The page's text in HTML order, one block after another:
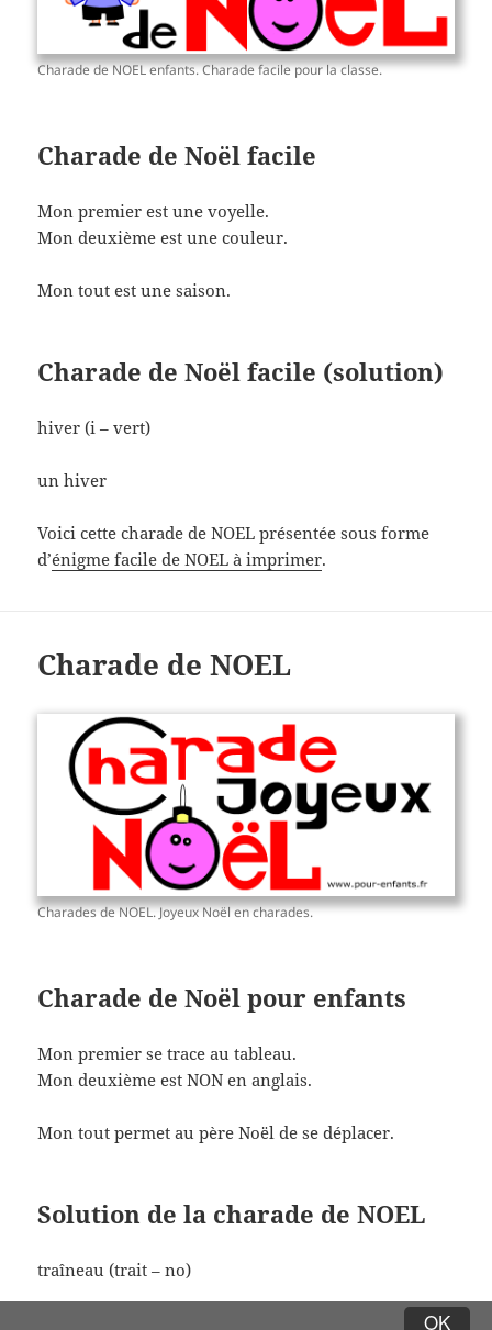
OK
Charade de NOEL enfants. Charade facile pour la classe.
Charade de Noël facile
Mon premier est une voyelle.
Mon deuxième est une couleur.
Mon tout est une saison.
Charade de Noël facile (solution)
hiver (i – vert)
un hiver
Voici cette charade de NOEL présentée sous forme
d’énigme facile de NOEL à imprimer.
Charade de NOEL
Charades de NOEL. Joyeux Noël en charades.
Charade de Noël pour enfants
Mon premier se trace au tableau.
Mon deuxième est NON en anglais.
Mon tout permet au père Noël de se déplacer.
Solution de la charade de NOEL
traîneau (trait – no)
Facile cette charade ! Et oui. Le père NOEL se déplace